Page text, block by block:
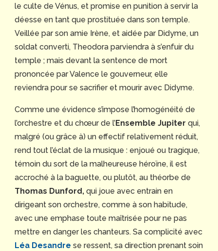
le culte de Vénus, et promise en punition à servir la
déesse en tant que prostituée dans son temple.
Veillée par son amie Irène, et aidée par Didyme, un
soldat converti, Theodora parviendra à s’enfuir du
temple ; mais devant la sentence de mort
prononcée par Valence le gouverneur, elle
reviendra pour se sacrifier et mourir avec Didyme.
Comme une évidence s’impose l’homogénéité de
l’orchestre et du chœur de l’Ensemble Jupiter qui,
malgré (ou grâce à) un effectif relativement réduit,
rend tout l’éclat de la musique : enjoué ou tragique,
témoin du sort de la malheureuse héroïne, il est
accroché à la baguette, ou plutôt, au théorbe de
Thomas Dunford, qui joue avec entrain en
dirigeant son orchestre, comme à son habitude,
avec une emphase toute maîtrisée pour ne pas
mettre en danger les chanteurs. Sa complicité avec
Léa Desandre se ressent, sa direction prenant soin